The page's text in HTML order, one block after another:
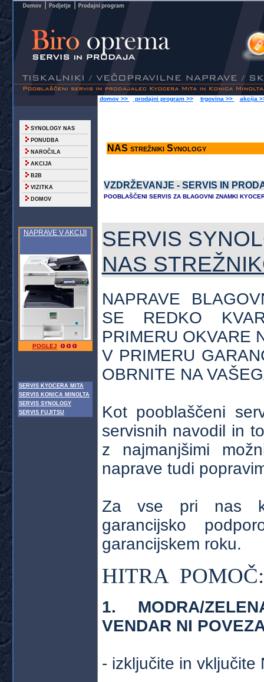
SYNOLOGY NAS
PONUDBA
NAROČILA
AKCIJA
B2B
VIZITKA
DOMOV
NAPRAVE V AKCIJI
POGLEJ
SERVIS KYOCERA MITA
SERVIS KONICA MINOLTA
SERVIS SYNOLOGY
SERVIS FUJITSU
domov >> prodajni program >> trgovina >> akcija
NAS strežniki Synology
VZDRŽEVANJE - SERVIS IN
POOBLAŠČENI SERVIS ZA BLAGOVNI ZNAMKI
SERVIS
NAS
NAPRAVE
SE REDKO
PRIMERU OKVARE
V PRIMERU
OBRNITE NA
Kot pooblaščeni
servisnih navodil in
z najmanjšimi
naprave tudi
Za vse pri nas
garancijsko
garancijskem roku.
HITRA POMOČ:
1. MODRA/
VENDAR NI
- izključite in vključite